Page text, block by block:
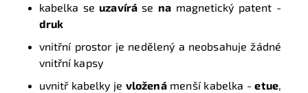
kabelka seuzavíráse na magnetický patent -
druk
vnitřní prostor je nedělený a neobsahuje žádné
vnitřní kapsy
uvnitř kabelky je vloženámenší kabelka -etue,